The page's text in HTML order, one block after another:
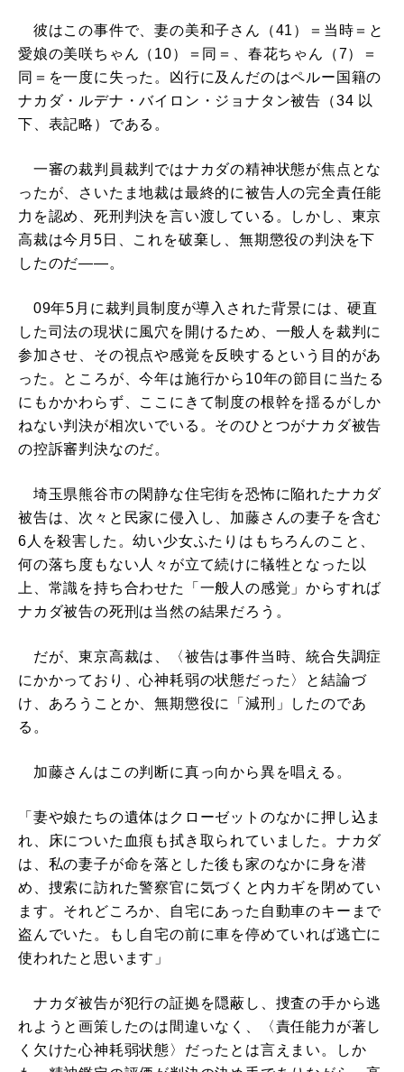
彼はこの事件で、妻の美和子さん（41）＝当時＝と
愛娘の美咲ちゃん（10）＝同＝、春花ちゃん（7）＝
同＝を一度に失った。凶行に及んだのはペルー国籍の
ナカダ・ルデナ・バイロン・ジョナタン被告（34 以
下、表記略）である。
一審の裁判員裁判ではナカダの精神状態が焦点とな
ったが、さいたま地裁は最終的に被告人の完全責任能
力を認め、死刑判決を言い渡している。しかし、東京
高裁は今月5日、これを破棄し、無期懲役の判決を下
したのだ――。
09年5月に裁判員制度が導入された背景には、硬直
した司法の現状に風穴を開けるため、一般人を裁判に
参加させ、その視点や感覚を反映するという目的があ
った。ところが、今年は施行から10年の節目に当たる
にもかかわらず、ここにきて制度の根幹を揺るがしか
ねない判決が相次いでいる。そのひとつがナカダ被告
の控訴審判決なのだ。
埼玉県熊谷市の閑静な住宅街を恐怖に陥れたナカダ
被告は、次々と民家に侵入し、加藤さんの妻子を含む
6人を殺害した。幼い少女ふたりはもちろんのこと、
何の落ち度もない人々が立て続けに犠牲となった以
上、常識を持ち合わせた「一般人の感覚」からすれば
ナカダ被告の死刑は当然の結果だろう。
だが、東京高裁は、〈被告は事件当時、統合失調症
にかかっており、心神耗弱の状態だった〉と結論づ
け、あろうことか、無期懲役に「減刑」したのであ
る。
加藤さんはこの判断に真っ向から異を唱える。
「妻や娘たちの遺体はクローゼットのなかに押し込ま
れ、床についた血痕も拭き取られていました。ナカダ
は、私の妻子が命を落とした後も家のなかに身を潜
め、捜索に訪れた警察官に気づくと内カギを閉めてい
ます。それどころか、自宅にあった自動車のキーまで
盗んでいた。もし自宅の前に車を停めていれば逃亡に
使われたと思います」
ナカダ被告が犯行の証拠を隠蔽し、捜査の手から逃
れようと画策したのは間違いなく、〈責任能力が著し
く欠けた心神耗弱状態〉だったとは言えまい。しか